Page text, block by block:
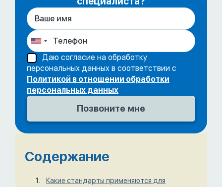
Даю согласие на обработку
персональных данных в соответствии с
Политикой в отношении обработки
персональных данных
Содержание
Какие стандарты применяются для